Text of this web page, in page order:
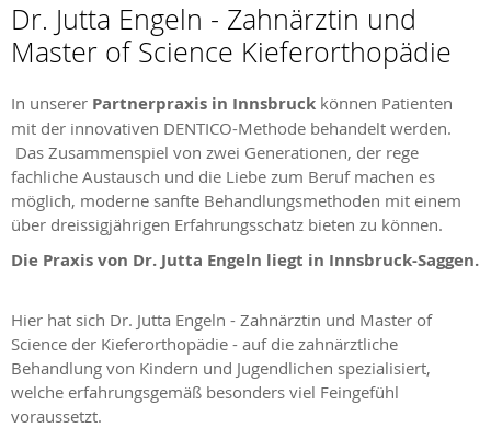
Dr. Jutta Engeln - Zahnärztin und
Master of Science Kieferorthopädie
In unserer Partnerpraxis in Innsbruck können Patienten
mit der innovativen DENTICO-Methode behandelt werden.
Das Zusammenspiel von zwei Generationen, der rege
fachliche Austausch und die Liebe zum Beruf machen es
möglich, moderne sanfte Behandlungsmethoden mit einem
über dreissigjährigen Erfahrungsschatz bieten zu können.
Die Praxis von Dr. Jutta Engeln liegt in Innsbruck-Saggen.
Hier hat sich Dr. Jutta Engeln - Zahnärztin und Master of
Science der Kieferorthopädie - auf die zahnärztliche
Behandlung von Kindern und Jugendlichen spezialisiert,
welche erfahrungsgemäß besonders viel Feingefühl
voraussetzt.